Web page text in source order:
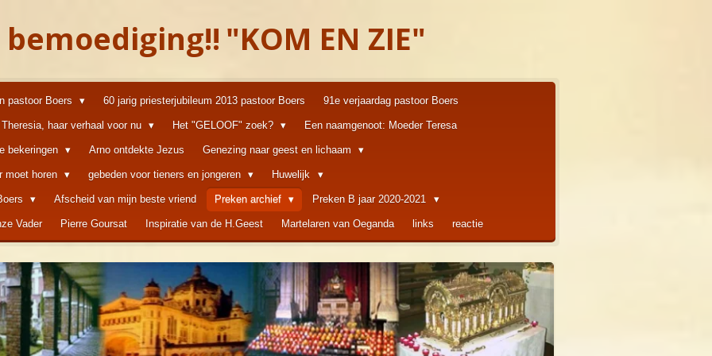
"KOM EN ZIE"
pastoor Boers 60 jarig priesterjubileum 2013 pastoor Boers 91e verjaardag pastoor Boers
Theresia, haar verhaal voor nu Het "GELOOF" zoek? Een naamgenoot: Moeder Teresa
bekeringen Arno ontdekte Jezus Genezing naar geest en lichaam
moet horen gebeden voor tieners en jongeren Huwelijk
Afscheid van mijn beste vriend Preken archief Preken B jaar 2020-2021
Vader Pierre Goursat Inspiratie van de H.Geest Martelaren van Oeganda links reactie